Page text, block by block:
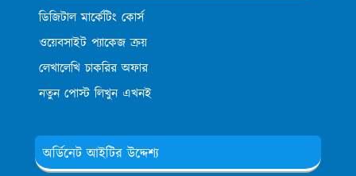
ডিজিটাল মার্কেটিং কোর্স
ওয়েবসাইট প্যাকেজ ক্রয়
লেখালেখি চাকরির অফার
নতুন পোস্ট লিখুন এখনই
অর্ডিনেট আইটির উদ্দেশ্য